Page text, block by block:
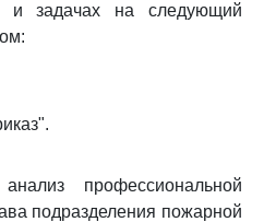
и задачах на следующий
профессиональной
подразделения пожарной